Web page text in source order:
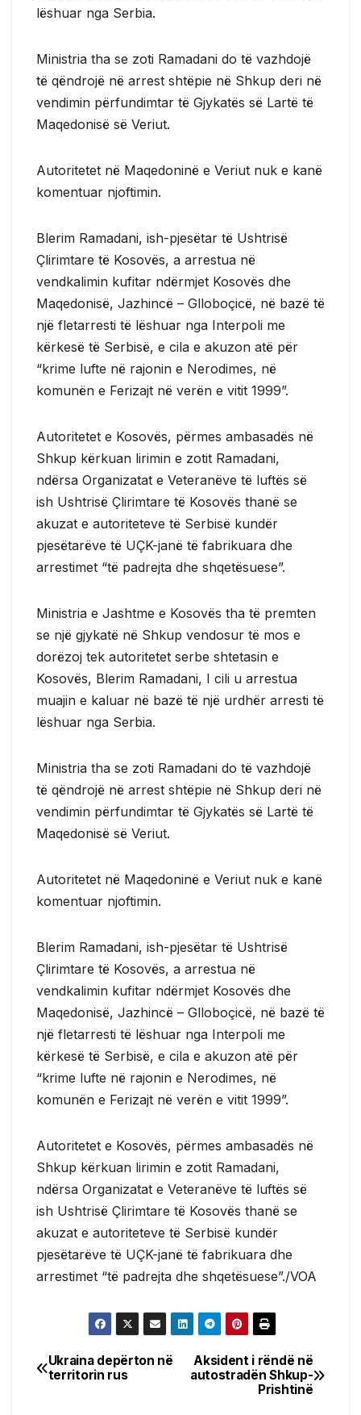
lëshuar nga Serbia.
Ministria tha se zoti Ramadani do të vazhdojë
të qëndrojë në arrest shtëpie në Shkup deri në
vendimin përfundimtar të Gjykatës së Lartë të
Maqedonisë së Veriut.
Autoritetet në Maqedoninë e Veriut nuk e kanë
komentuar njoftimin.
Blerim Ramadani, ish-pjesëtar të Ushtrisë
Çlirimtare të Kosovës, a arrestua në
vendkalimin kufitar ndërmjet Kosovës dhe
Maqedonisë, Jazhincë – Glloboçicë, në bazë të
një fletarresti të lëshuar nga Interpoli me
kërkesë të Serbisë, e cila e akuzon atë për
“krime lufte në rajonin e Nerodimes, në
komunën e Ferizajt në verën e vitit 1999”.
Autoritetet e Kosovës, përmes ambasadës në
Shkup kërkuan lirimin e zotit Ramadani,
ndërsa Organizatat e Veteranëve të luftës së
ish Ushtrisë Çlirimtare të Kosovës thanë se
akuzat e autoriteteve të Serbisë kundër
pjesëtarëve të UÇK-janë të fabrikuara dhe
arrestimet “të padrejta dhe shqetësuese”.
Ministria e Jashtme e Kosovës tha të premten
se një gjykatë në Shkup vendosur të mos e
dorëzoj tek autoritetet serbe shtetasin e
Kosovës, Blerim Ramadani, I cili u arrestua
muajin e kaluar në bazë të një urdhër arresti të
lëshuar nga Serbia.
Ministria tha se zoti Ramadani do të vazhdojë
të qëndrojë në arrest shtëpie në Shkup deri në
vendimin përfundimtar të Gjykatës së Lartë të
Maqedonisë së Veriut.
Autoritetet në Maqedoninë e Veriut nuk e kanë
komentuar njoftimin.
Blerim Ramadani, ish-pjesëtar të Ushtrisë
Çlirimtare të Kosovës, a arrestua në
vendkalimin kufitar ndërmjet Kosovës dhe
Maqedonisë, Jazhincë – Glloboçicë, në bazë të
një fletarresti të lëshuar nga Interpoli me
kërkesë të Serbisë, e cila e akuzon atë për
“krime lufte në rajonin e Nerodimes, në
komunën e Ferizajt në verën e vitit 1999”.
Autoritetet e Kosovës, përmes ambasadës në
Shkup kërkuan lirimin e zotit Ramadani,
ndërsa Organizatat e Veteranëve të luftës së
ish Ushtrisë Çlirimtare të Kosovës thanë se
akuzat e autoriteteve të Serbisë kundër
pjesëtarëve të UÇK-janë të fabrikuara dhe
arrestimet “të padrejta dhe shqetësuese”./VOA
Post
Aksident i rëndë në
autostradën Shkup-
Prishtinë
Ukraina depërton në
territorin rus